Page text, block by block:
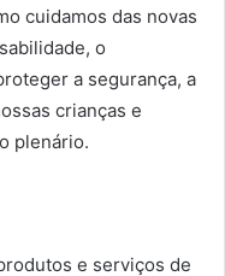
cuidamos das novas
o
a segurança, a
crianças e
plenário.
e serviços de